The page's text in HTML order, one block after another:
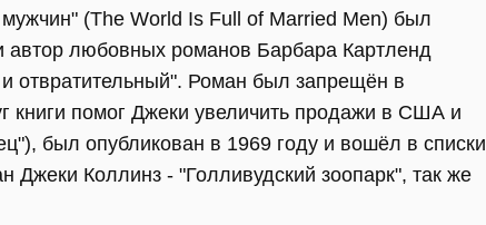
(The World Is Full of Married Men) был
автор любовных романов Барбара Картленд
отвратительный". Роман был запрещён в
помог Джеки увеличить продажи в США и
был опубликован в 1969 году и вошёл в списки
Джеки Коллинз - "Голливудский зоопарк", так же